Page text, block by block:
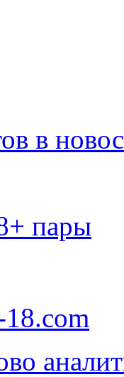
в
пары